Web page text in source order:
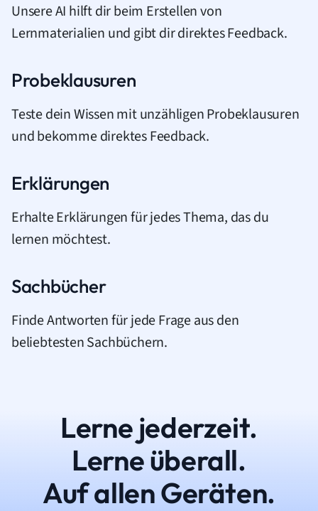
Unsere AI hilft dir beim Erstellen von
Lernmaterialien und gibt dir direktes Feedback.
Probeklausuren
Teste dein Wissen mit unzähligen Probeklausuren
und bekomme direktes Feedback.
Erklärungen
Erhalte Erklärungen für jedes Thema, das du
lernen möchtest.
Sachbücher
Finde Antworten für jede Frage aus den
beliebtesten Sachbüchern.
Lerne jederzeit.
Lerne überall.
Auf allen Geräten.